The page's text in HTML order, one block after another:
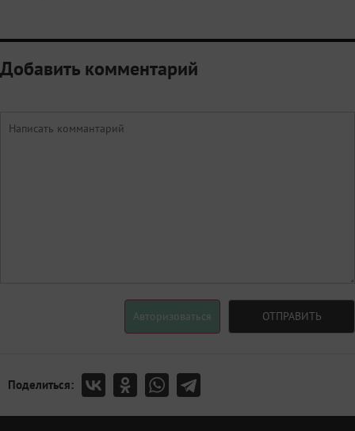
Добавить комментарий
Авторизоваться ОТПРАВИТЬ
Поделиться: